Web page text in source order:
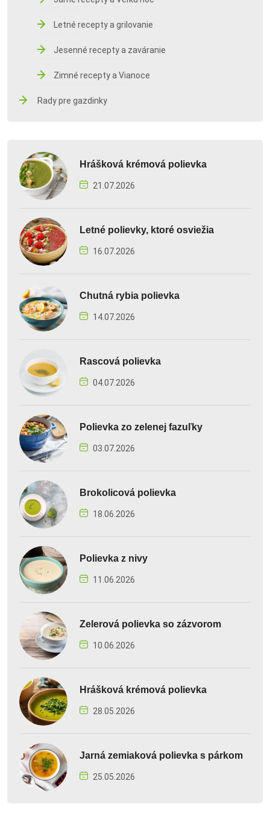
Letné recepty a grilovanie
Jesenné recepty a zaváranie
Zimné recepty a Vianoce
Rady pre gazdinky
Hrášková krémová polievka
21.07.2026
Letné polievky, ktoré osviežia
16.07.2026
Chutná rybia polievka
14.07.2026
Rascová polievka
04.07.2026
Polievka zo zelenej fazuľky
03.07.2026
Brokolicová polievka
18.06.2026
Polievka z nivy
11.06.2026
Zelerová polievka so zázvorom
10.06.2026
Hrášková krémová polievka
28.05.2026
Jarná zemiaková polievka s párkom
25.05.2026